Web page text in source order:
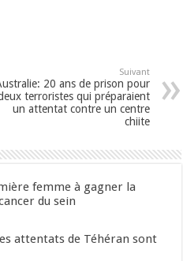
Suivant
20 ans de prison pour
terroristes qui préparaient
un attentat contre un centre
chiite
femme à gagner la
du sein
attentats de Téhéran sont